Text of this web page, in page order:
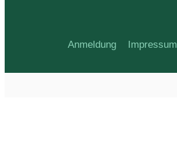
Anmeldung Impressum